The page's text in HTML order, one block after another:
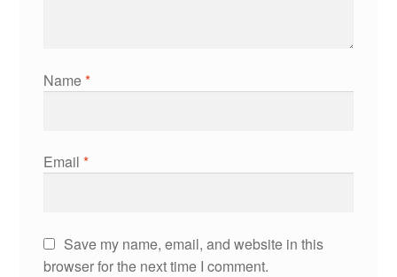
Name*
Email *
Save my name, email, and website in this
browser for the next time I comment.